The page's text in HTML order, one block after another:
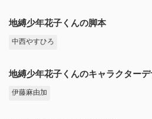
地縛少年花子くんの脚本
中西やすひろ
地縛少年花子くんのキャラクター
伊藤麻由加